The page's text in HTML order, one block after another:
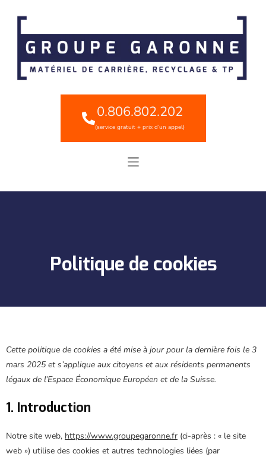
0.806.802.202
(service gratuit + prix d’un appel)
Politique de cookies
Cette politique de cookies a été mise à jour pour la dernière fois le 3
mars 2025 et s’applique aux citoyens et aux résidents permanents
légaux de l’Espace Économique Européen et de la Suisse.
1. Introduction
Notre site web, https://www.groupegaronne.fr (ci-après : « le site
web ») utilise des cookies et autres technologies liées (par